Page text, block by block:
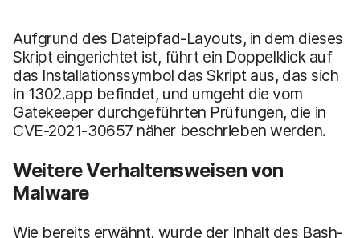
Aufgrund des Dateipfad-Layouts, in dem dieses
Skript eingerichtet ist, führt ein Doppelklick auf
das Installationssymbol das Skript aus, das sich
in 1302.app befindet, und umgeht die vom
Gatekeeper durchgeführten Prüfungen, die in
CVE-2021-30657 näher beschrieben werden.
Weitere Verhaltensweisen von
Malware
Wie bereits erwähnt, wurde der Inhalt des Bash-